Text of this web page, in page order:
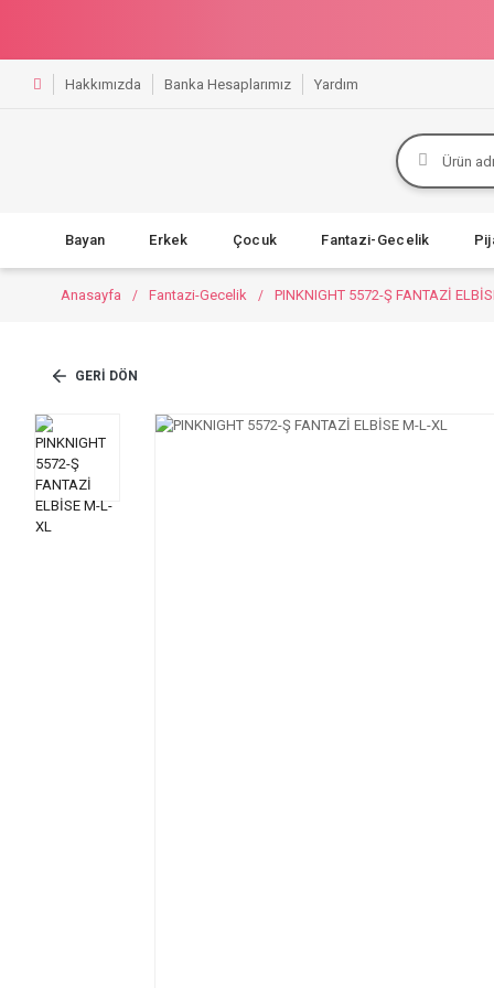
Hakkımızda Banka Hesaplarımız Yardım
Bayan Erkek Çocuk Fantazi-Gecelik
Anasayfa Fantazi-Gecelik PINKNIGHT 5572-Ş FANTAZİ
GERI DÖN